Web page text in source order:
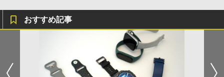
おすすめ記事